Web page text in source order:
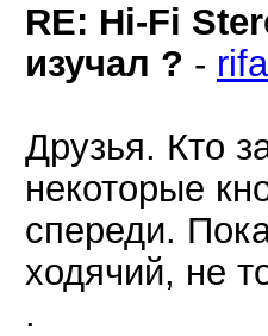
RE: Hi-Fi
изучал ? -
Друзья. Кто
некоторые
спереди.
ходячий, не
.